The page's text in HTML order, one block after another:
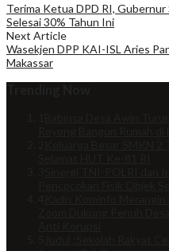
Terima Ketua DPD RI,
Selesai 30% Tahun Ini
Next Article
Wasekjen DPP KAI-ISL Aries
Makassar